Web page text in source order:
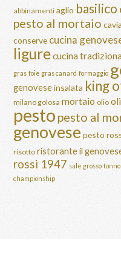
abbinamenti aglio basilico
pesto al mortaio
conserve cucina
ligurecucina
gras foie gras canard formaggio
genovese insalata king
milano golosa mortaio olio
pesto pesto al
genovese pesto
risotto ristorante il
rossi 1947 sale grosso tonno
championship